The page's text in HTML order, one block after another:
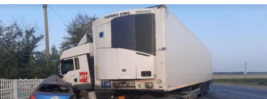
Новости мира
Все материалы 7инфо
О НАС
ПОИСК ПО САЙТУ